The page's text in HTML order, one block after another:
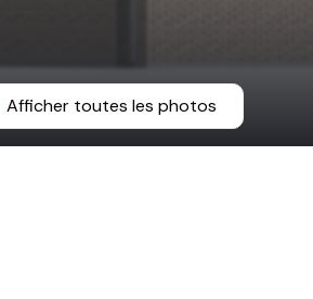
Afficher toutes les photos